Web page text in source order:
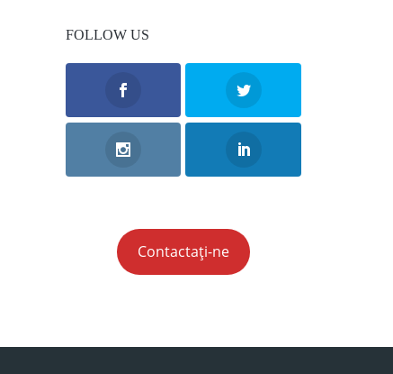
FOLLOW US
Contactați-ne